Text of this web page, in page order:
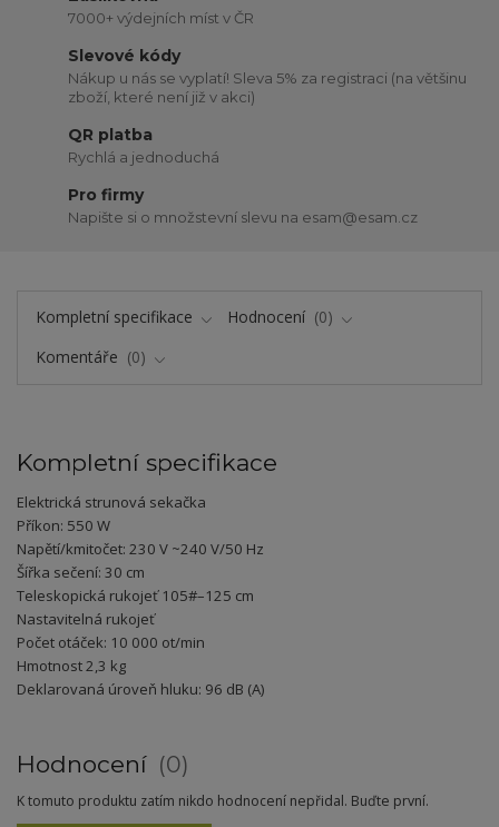
7000+ výdejních míst v ČR
Slevové kódy
Nákup u nás se vyplatí! Sleva 5% za registraci (na většinu
zboží, které není již v akci)
QR platba
Rychlá a jednoduchá
Pro firmy
Napište si o množstevní slevu na esam@esam.cz
Kompletní specifikace Hodnocení
0
Komentáře
0
Kompletní specifikace
Elektrická strunová sekačka
Příkon: 550 W
Napětí/kmitočet: 230 V ~240 V/50 Hz
Šířka sečení: 30 cm
Teleskopická rukojeť 105#–125 cm
Nastavitelná rukojeť
Počet otáček: 10 000 ot/min
Hmotnost 2,3 kg
Deklarovaná úroveň hluku: 96 dB (A)
Hodnocení 0
K tomuto produktu zatím nikdo hodnocení nepřidal. Buďte první.